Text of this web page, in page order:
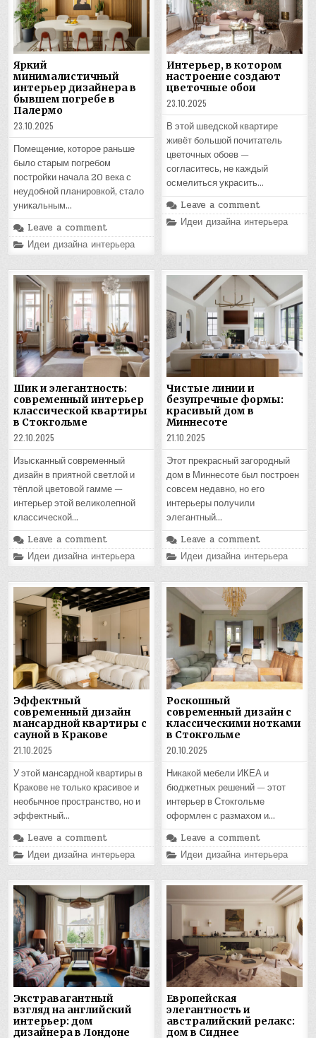
Яркий
минималистичный
интерьер дизайнера в
бывшем погребе в
Палермо
23.10.2025
Помещение, которое раньше
было старым погребом
постройки начала 20 века с
неудобной планировкой, стало
уникальным…
Leave a comment
Posted
in
Идеи дизайна интерьера
Интерьер, в котором
настроение создают
цветочные обои
23.10.2025
В этой шведской квартире
живёт большой почитатель
цветочных обоев —
согласитесь, не каждый
осмелиться украсить…
Leave a comment
Posted
in
Идеи дизайна интерьера
Шик и элегантность:
современный интерьер
классической квартиры
в Стокгольме
22.10.2025
Изысканный современный
дизайн в приятной светлой и
тёплой цветовой гамме —
интерьер этой великолепной
классической…
Leave a comment
Posted
in
Идеи дизайна интерьера
Чистые линии и
безупречные формы:
красивый дом в
Миннесоте
21.10.2025
Этот прекрасный загородный
дом в Миннесоте был построен
совсем недавно, но его
интерьеры получили
элегантный…
Leave a comment
Posted
in
Идеи дизайна интерьера
Эффектный
современный дизайн
мансардной квартиры с
сауной в Кракове
21.10.2025
У этой мансардной квартиры в
Кракове не только красивое и
необычное пространство, но и
эффектный…
Leave a comment
Posted
in
Идеи дизайна интерьера
Роскошный
современный дизайн с
классическими нотками
в Стокгольме
20.10.2025
Никакой мебели ИКЕА и
бюджетных решений — этот
интерьер в Стокгольме
оформлен с размахом и…
Leave a comment
Posted
in
Идеи дизайна интерьера
Экстравагантный
взгляд на английский
интерьер: дом
дизайнера в Лондоне
Европейская
элегантность и
австралийский релакс:
дом в Сиднее